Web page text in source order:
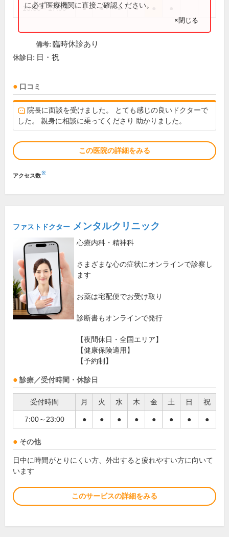
13:30～17:00 ● ● ● ●
に必ず医療機関に直接ご確認ください。
×閉じる
備考: 臨時休診あり
休診日: 日・祝
口コミ
院長に面談を受けました。 とても感じの良いドクターで
した。 親身に相談に乗ってくださり 助かりました。
この医院の詳細をみる
アクセス数※
ファストドクター メンタルクリニック
心療内科・精神科
さまざまな心の症状にオンラインで診察し
ます
お薬は宅配便でお受け取り
診断書もオンラインで発行
【夜間休日・全国エリア】
【健康保険適用】
【予約制】
診療／受付時間・休診日
受付時間 月 火 水 木 金 土 日 祝
7:00～23:00 ● ● ● ● ● ● ● ●
その他
日中に時間がとりにくい方、外出すると疲れやすい方に向いて
います
このサービスの詳細をみる